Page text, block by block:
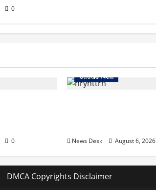
0
0
उत्तराखंड स्पेशल
News Desk August 6, 2026
DMCA Copyrights Disclaimer